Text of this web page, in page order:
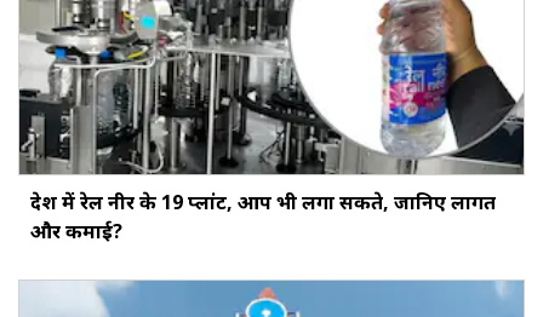
देश में रेल नीर के 19 प्लांट, आप भी लगा सकते, जानिए लागत
और कमाई?